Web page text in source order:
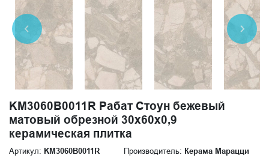
KM3060B0011R Рабат Стоун бежевый
матовый обрезной 30x60x0,9
керамическая плитка
Артикул: KM3060B0011R Производитель: Керама Марацци